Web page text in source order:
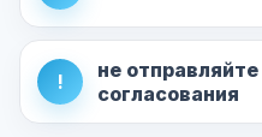
!
не
согласования